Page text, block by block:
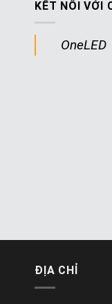
KẾT NỐI VỚI
OneLED
ĐỊA CHỈ